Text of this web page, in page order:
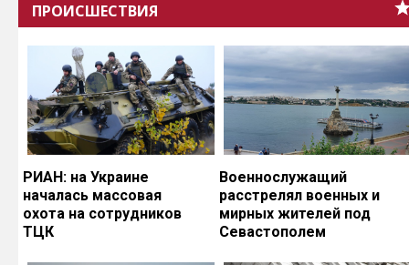
ПРОИСШЕСТВИЯ
РИАН: на Украине
началась массовая
охота на сотрудников
ТЦК
Военнослужащий
расстрелял военных и
мирных жителей под
Севастополем